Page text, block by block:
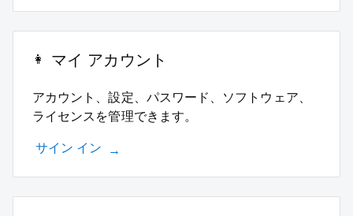
マイ アカウント
アカウント、設定、パスワード、ソフトウェア、
ライセンスを管理できます。
サイン イン